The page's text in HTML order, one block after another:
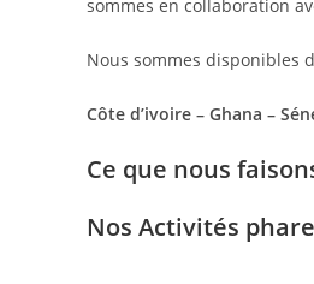
sommes en collaboration
Nous sommes disponibles
Côte d’ivoire – Ghana –
Ce que nous
Nos Activités